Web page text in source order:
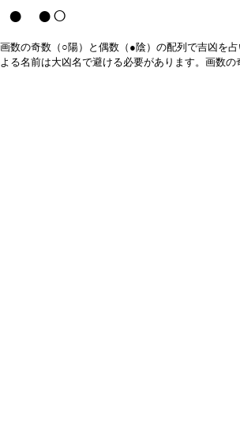
● ●○
画数の奇数（○陽）と偶数（●陰）の配列で吉凶を
よる名前は大凶名で避ける必要があります。画数の